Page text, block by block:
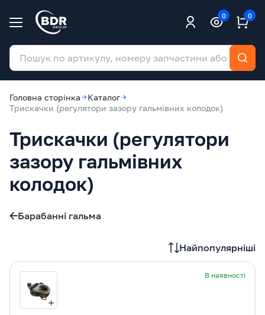
0 0
Головна сторінка
Каталог
Трискачки (регулятори зазору гальмiвних колодок)
Трискачки (регулятори
зазору гальмiвних
колодок)
Барабанні гальма
Найпопулярніші
В наявності